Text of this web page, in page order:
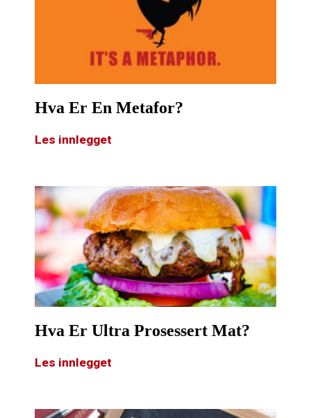
Hva Er En Metafor?
Les innlegget
Hva Er Ultra Prosessert Mat?
Les innlegget